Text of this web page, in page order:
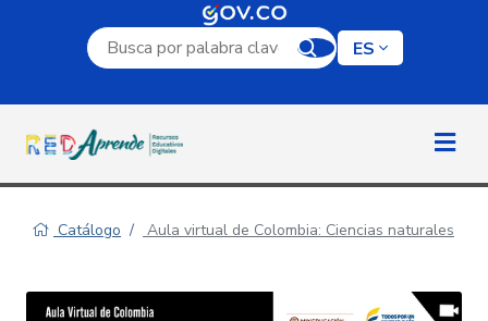
Campo de búsqueda por palabra clave
ES
Catálogo Aula virtual de Colombia: Ciencias naturales